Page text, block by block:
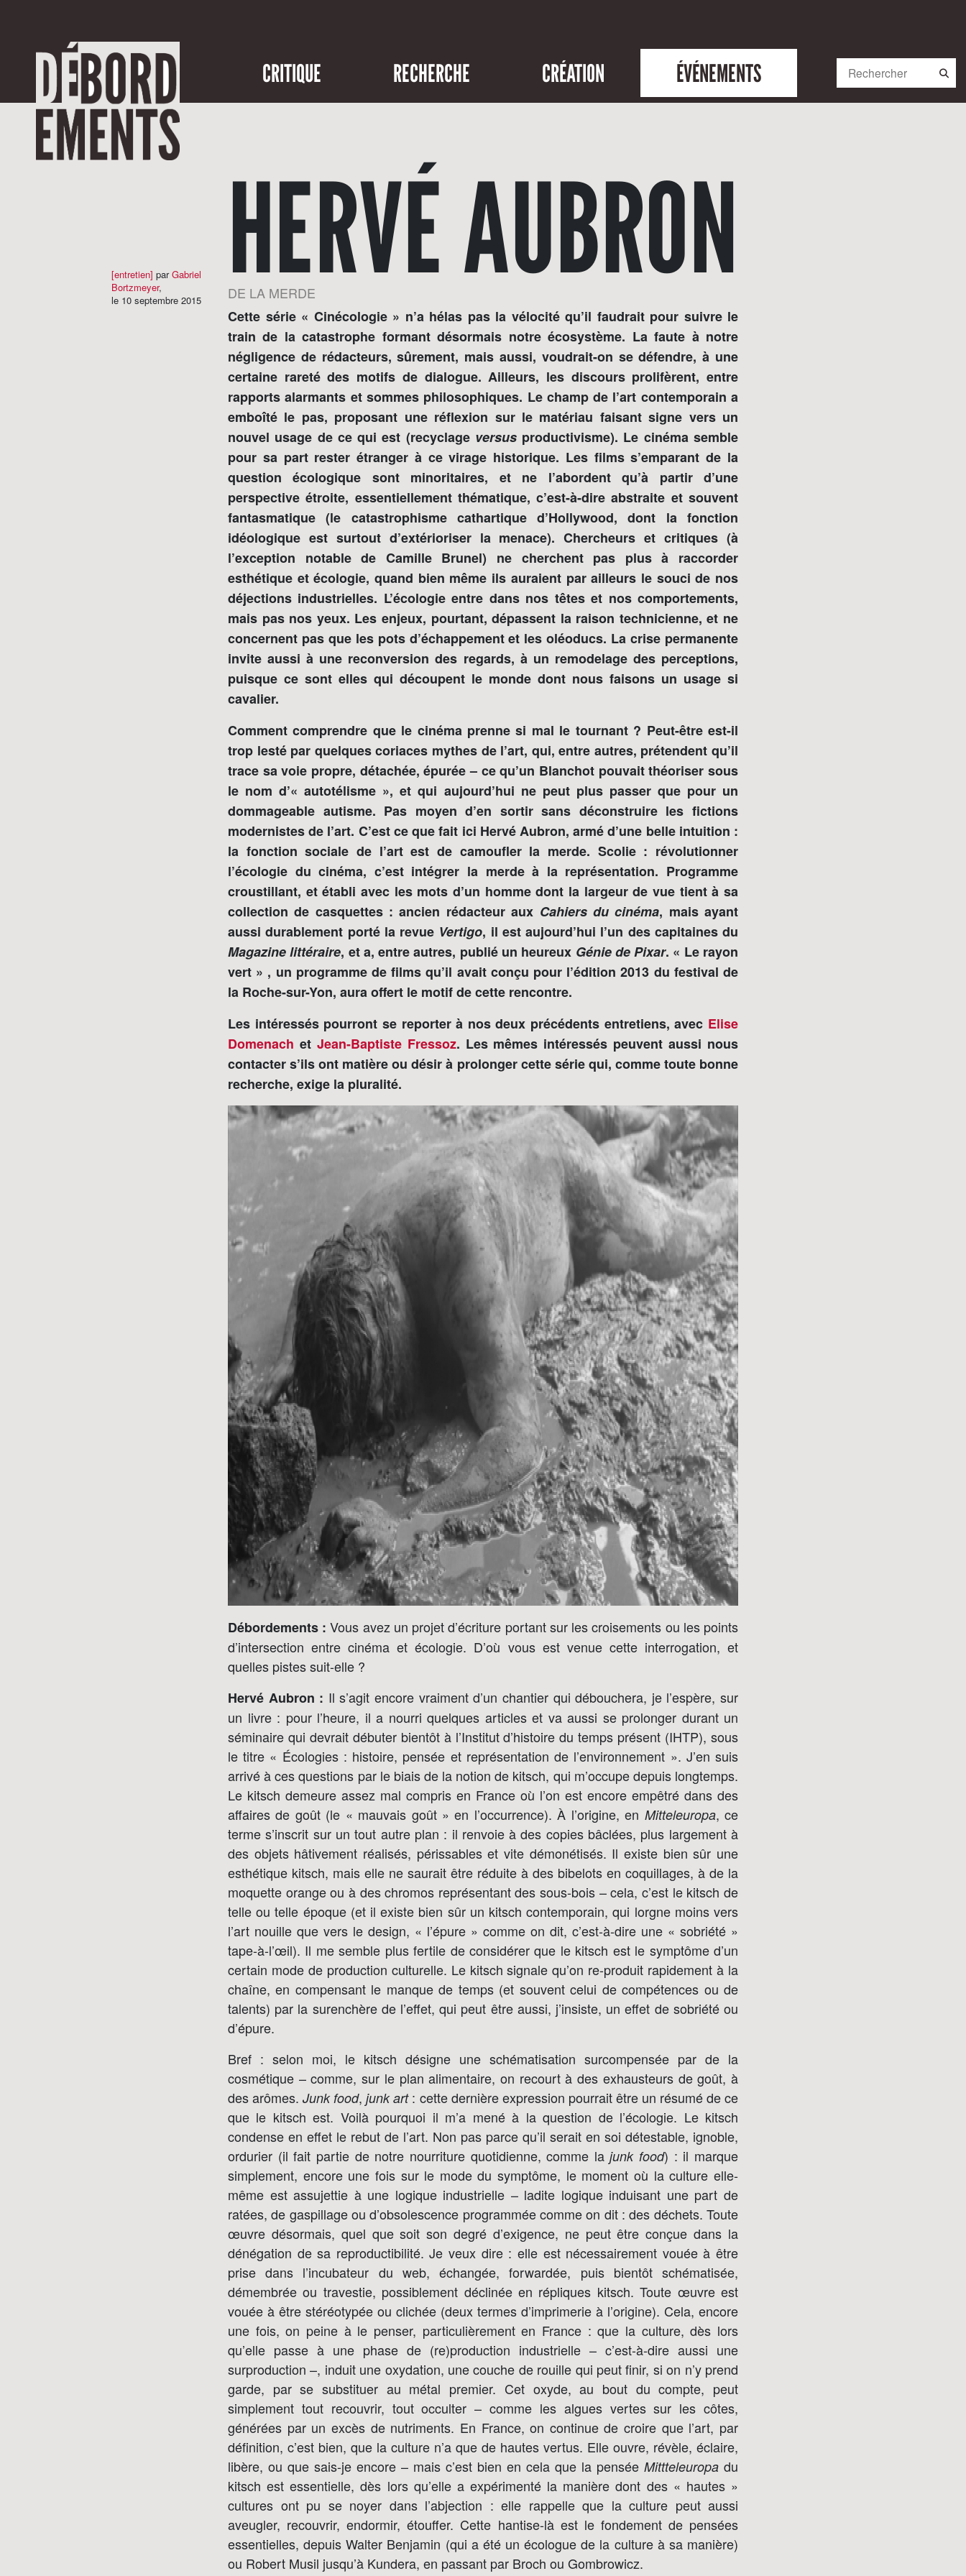
CRITIQUE RECHERCHE CRÉATION ÉVÉNEMENTS
HERVÉ AUBRON
DE LA MERDE
[entretien] parGabriel
Bortzmeyer,
le 10 septembre 2015
Cette série « Cinécologie » n’a hélas pas la vélocité qu’il faudrait pour suivre le
train de la catastrophe formant désormais notre écosystème. La faute à notre
négligence de rédacteurs, sûrement, mais aussi, voudrait-on se défendre, à une
certaine rareté des motifs de dialogue. Ailleurs, les discours prolifèrent, entre
rapports alarmants et sommes philosophiques. Le champ de l’art contemporain a
emboîté le pas, proposant une réflexion sur le matériau faisant signe vers un
nouvel usage de ce qui est (recyclage versusproductivisme). Le cinéma semble
pour sa part rester étranger à ce virage historique. Les films s’emparant de la
question écologique sont minoritaires, et ne l’abordent qu’à partir d’une
perspective étroite, essentiellement thématique, c’est-à-dire abstraite et souvent
fantasmatique (le catastrophisme cathartique d’Hollywood, dont la fonction
idéologique est surtout d’extérioriser la menace). Chercheurs et critiques (à
l’exception notable de Camille Brunel) ne cherchent pas plus à raccorder
esthétique et écologie, quand bien même ils auraient par ailleurs le souci de nos
déjections industrielles. L’écologie entre dans nos têtes et nos comportements,
mais pas nos yeux. Les enjeux, pourtant, dépassent la raison technicienne, et ne
concernent pas que les pots d’échappement et les oléoducs. La crise permanente
invite aussi à une reconversion des regards, à un remodelage des perceptions,
puisque ce sont elles qui découpent le monde dont nous faisons un usage si
cavalier.
Comment comprendre que le cinéma prenne si mal le tournant ? Peut-être est-il
trop lesté par quelques coriaces mythes de l’art, qui, entre autres, prétendent qu’il
trace sa voie propre, détachée, épurée – ce qu’un Blanchot pouvait théoriser sous
le nom d’« autotélisme », et qui aujourd’hui ne peut plus passer que pour un
dommageable autisme. Pas moyen d’en sortir sans déconstruire les fictions
modernistes de l’art. C’est ce que fait ici Hervé Aubron, armé d’une belle intuition :
la fonction sociale de l’art est de camoufler la merde. Scolie : révolutionner
l’écologie du cinéma, c’est intégrer la merde à la représentation. Programme
croustillant, et établi avec les mots d’un homme dont la largeur de vue tient à sa
collection de casquettes : ancien rédacteur aux Cahiers du cinéma, mais ayant
aussi durablement porté la revue Vertigo, il est aujourd’hui l’un des capitaines du
Magazine littéraire, et a, entre autres, publié un heureux Génie de Pixar. « Le rayon
vert » , un programme de films qu’il avait conçu pour l’édition 2013 du festival de
la Roche-sur-Yon, aura offert le motif de cette rencontre.
Les intéressés pourront se reporter à nos deux précédents entretiens, avec Elise
Domenach et Jean-Baptiste Fressoz. Les mêmes intéressés peuvent aussi nous
contacter s’ils ont matière ou désir à prolonger cette série qui, comme toute bonne
recherche, exige la pluralité.
Débordements : Vous avez un projet d’écriture portant sur les croisements ou les points
d’intersection entre cinéma et écologie. D’où vous est venue cette interrogation, et
quelles pistes suit-elle ?
Hervé Aubron : Il s’agit encore vraiment d’un chantier qui débouchera, je l’espère, sur
un livre : pour l’heure, il a nourri quelques articles et va aussi se prolonger durant un
séminaire qui devrait débuter bientôt à l’Institut d’histoire du temps présent (IHTP), sous
le titre « Écologies : histoire, pensée et représentation de l’environnement ». J’en suis
arrivé à ces questions par le biais de la notion de kitsch, qui m’occupe depuis longtemps.
Le kitsch demeure assez mal compris en France où l’on est encore empêtré dans des
affaires de goût (le « mauvais goût » en l’occurrence). À l’origine, en Mitteleuropa, ce
terme s’inscrit sur un tout autre plan : il renvoie à des copies bâclées, plus largement à
des objets hâtivement réalisés, périssables et vite démonétisés. Il existe bien sûr une
esthétique kitsch, mais elle ne saurait être réduite à des bibelots en coquillages, à de la
moquette orange ou à des chromos représentant des sous-bois – cela, c’est le kitsch de
telle ou telle époque (et il existe bien sûr un kitsch contemporain, qui lorgne moins vers
l’art nouille que vers le design, « l’épure » comme on dit, c’est-à-dire une « sobriété »
tape-à-l’œil). Il me semble plus fertile de considérer que le kitsch est le symptôme d’un
certain mode de production culturelle. Le kitsch signale qu’on re-produit rapidement à la
chaîne, en compensant le manque de temps (et souvent celui de compétences ou de
talents) par la surenchère de l’effet, qui peut être aussi, j’insiste, un effet de sobriété ou
d’épure.
Bref : selon moi, le kitsch désigne une schématisation surcompensée par de la
cosmétique – comme, sur le plan alimentaire, on recourt à des exhausteurs de goût, à
des arômes.Junk food,junk art: cette dernière expression pourrait être un résumé de ce
que le kitsch est. Voilà pourquoi il m’a mené à la question de l’écologie. Le kitsch
condense en effet le rebut de l’art. Non pas parce qu’il serait en soi détestable, ignoble,
ordurier (il fait partie de notre nourriture quotidienne, comme lajunk food) : il marque
simplement, encore une fois sur le mode du symptôme, le moment où la culture elle-
même est assujettie à une logique industrielle – ladite logique induisant une part de
ratées, de gaspillage ou d’obsolescence programmée comme on dit : des déchets. Toute
œuvre désormais, quel que soit son degré d’exigence, ne peut être conçue dans la
dénégation de sa reproductibilité. Je veux dire : elle est nécessairement vouée à être
prise dans l’incubateur du web, échangée, forwardée, puis bientôt schématisée,
démembrée ou travestie, possiblement déclinée en répliques kitsch. Toute œuvre est
vouée à être stéréotypée ou clichée (deux termes d’imprimerie à l’origine). Cela, encore
une fois, on peine à le penser, particulièrement en France : que la culture, dès lors
qu’elle passe à une phase de (re)production industrielle – c’est-à-dire aussi une
surproduction –, induit une oxydation, une couche de rouille qui peut finir, si on n’y prend
garde, par se substituer au métal premier. Cet oxyde, au bout du compte, peut
simplement tout recouvrir, tout occulter – comme les algues vertes sur les côtes,
générées par un excès de nutriments. En France, on continue de croire que l’art, par
définition, c’est bien, que la culture n’a que de hautes vertus. Elle ouvre, révèle, éclaire,
libère, ou que sais-je encore – mais c’est bien en cela que la pensée Mittteleuropa du
kitsch est essentielle, dès lors qu’elle a expérimenté la manière dont des « hautes »
cultures ont pu se noyer dans l’abjection : elle rappelle que la culture peut aussi
aveugler, recouvrir, endormir, étouffer. Cette hantise-là est le fondement de pensées
essentielles, depuis Walter Benjamin (qui a été un écologue de la culture à sa manière)
ou Robert Musil jusqu’à Kundera, en passant par Broch ou Gombrowicz.